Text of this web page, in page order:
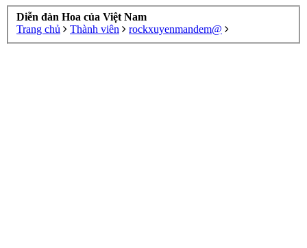
Diễn đàn Hoa của Việt Nam
Trang chủ
Thành viên rockxuyenmandem@